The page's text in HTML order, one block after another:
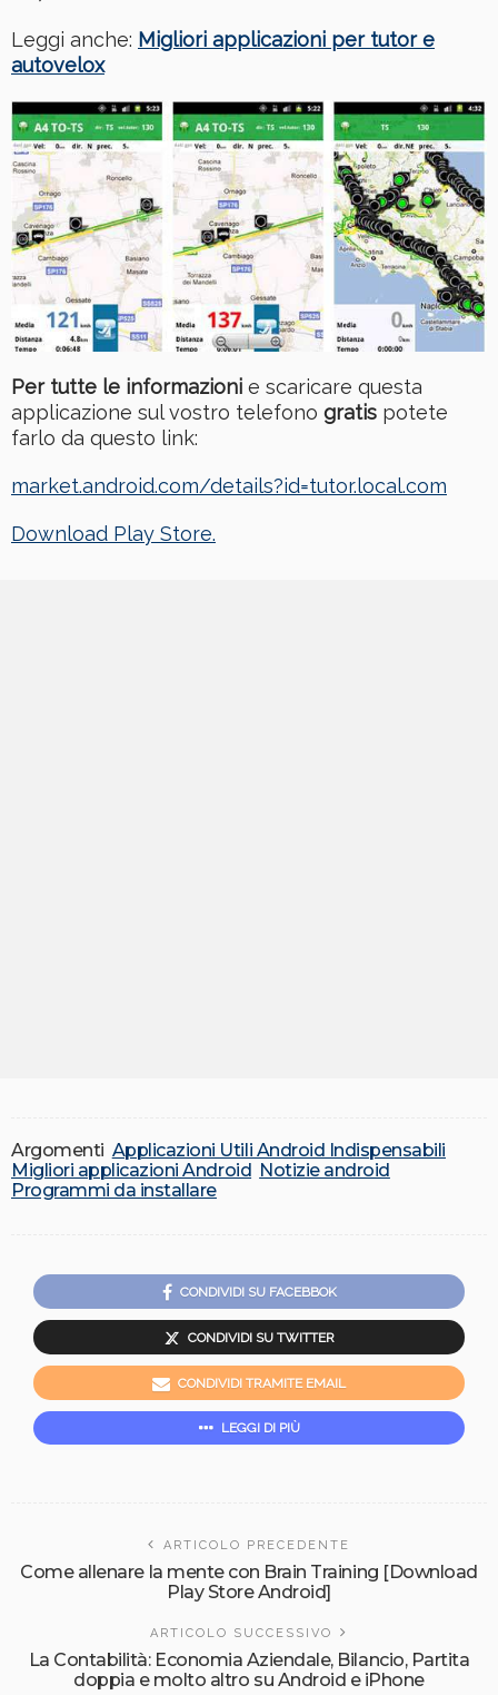
Leggi anche: Migliori applicazioni per tutor e
autovelox
Per tutte le informazioni e scaricare questa
applicazione sul vostro telefono gratis potete
farlo da questo link:
market.android.com/details?id=tutor.local.com
Download Play Store.
Argomenti Applicazioni Utili Android Indispensabili
Migliori applicazioni Android Notizie android
Programmi da installare
CONDIVIDI SU FACEBBOK
CONDIVIDI SU TWITTER
CONDIVIDI TRAMITE EMAIL
LEGGI DI PIÙ
ARTICOLO PRECEDENTE
Come allenare la mente con Brain Training [Download
Play Store Android]
ARTICOLO SUCCESSIVO
La Contabilità: Economia Aziendale, Bilancio, Partita
doppia e molto altro su Android e iPhone